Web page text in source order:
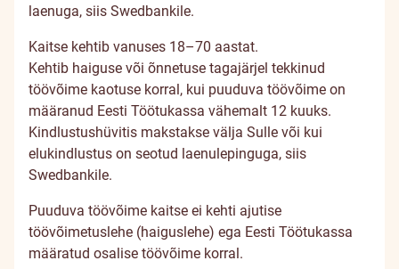
laenuga, siis Swedbankile.
Kaitse kehtib vanuses 18–70 aastat.
Kehtib haiguse või õnnetuse tagajärjel tekkinud
töövõime kaotuse korral, kui puuduva töövõime on
määranud Eesti Töötukassa vähemalt 12 kuuks.
Kindlustushüvitis makstakse välja Sulle või kui
elukindlustus on seotud laenulepinguga, siis
Swedbankile.
Puuduva töövõime kaitse ei kehti ajutise
töövõimetuslehe (haiguslehe) ega Eesti Töötukassa
määratud osalise töövõime korral.